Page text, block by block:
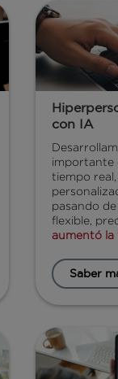
con IA
importante
tiempo
pasando
flexible,
aumentó la
Saber